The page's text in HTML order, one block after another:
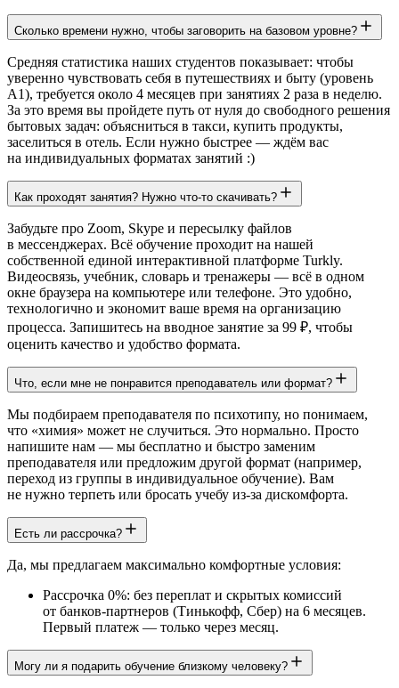
Сколько времени нужно, чтобы заговорить на базовом уровне?
Средняя статистика наших студентов показывает: чтобы
уверенно чувствовать себя в путешествиях и быту (уровень
А1), требуется около 4 месяцев при занятиях 2 раза в неделю.
За это время вы пройдете путь от нуля до свободного решения
бытовых задач: объясниться в такси, купить продукты,
заселиться в отель. Если нужно быстрее — ждём вас
на индивидуальных форматах занятий :)
Как проходят занятия? Нужно что-то скачивать?
Забудьте про Zoom, Skype и пересылку файлов
в мессенджерах. Всё обучение проходит на нашей
собственной единой интерактивной платформе Turkly.
Видеосвязь, учебник, словарь и тренажеры — всё в одном
окне браузера на компьютере или телефоне. Это удобно,
технологично и экономит ваше время на организацию
процесса. Запишитесь на вводное занятие за 99 ₽, чтобы
оценить качество и удобство формата.
Что, если мне не понравится преподаватель или формат?
Мы подбираем преподавателя по психотипу, но понимаем,
что «химия» может не случиться. Это нормально. Просто
напишите нам — мы бесплатно и быстро заменим
преподавателя или предложим другой формат (например,
переход из группы в индивидуальное обучение). Вам
не нужно терпеть или бросать учебу из-за дискомфорта.
Есть ли рассрочка?
Да, мы предлагаем максимально комфортные условия:
Рассрочка 0%: без переплат и скрытых комиссий
от банков-партнеров (Тинькофф, Сбер) на 6 месяцев.
Первый платеж — только через месяц.
Могу ли я подарить обучение близкому человеку?